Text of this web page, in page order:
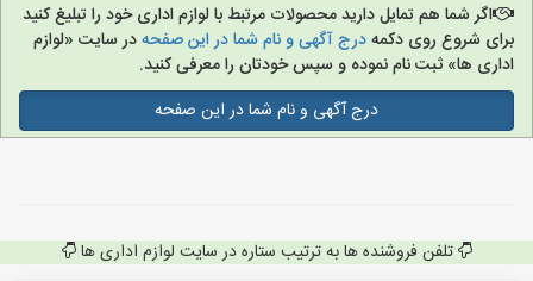
اگر شما هم تمایل دارید محصولات مرتبط با لوازم اداری خود را تبلیغ کنید
برای شروع روی دکمهدرج آگهی و نام شما در این صفحهدر سایت «لوازم
اداری ها» ثبت نام نموده و سپس خودتان را معرفی کنید.
درج آگهی و نام شما در این صفحه
تلفن فروشنده ها به ترتیب ستاره در سایت لوازم اداری ها